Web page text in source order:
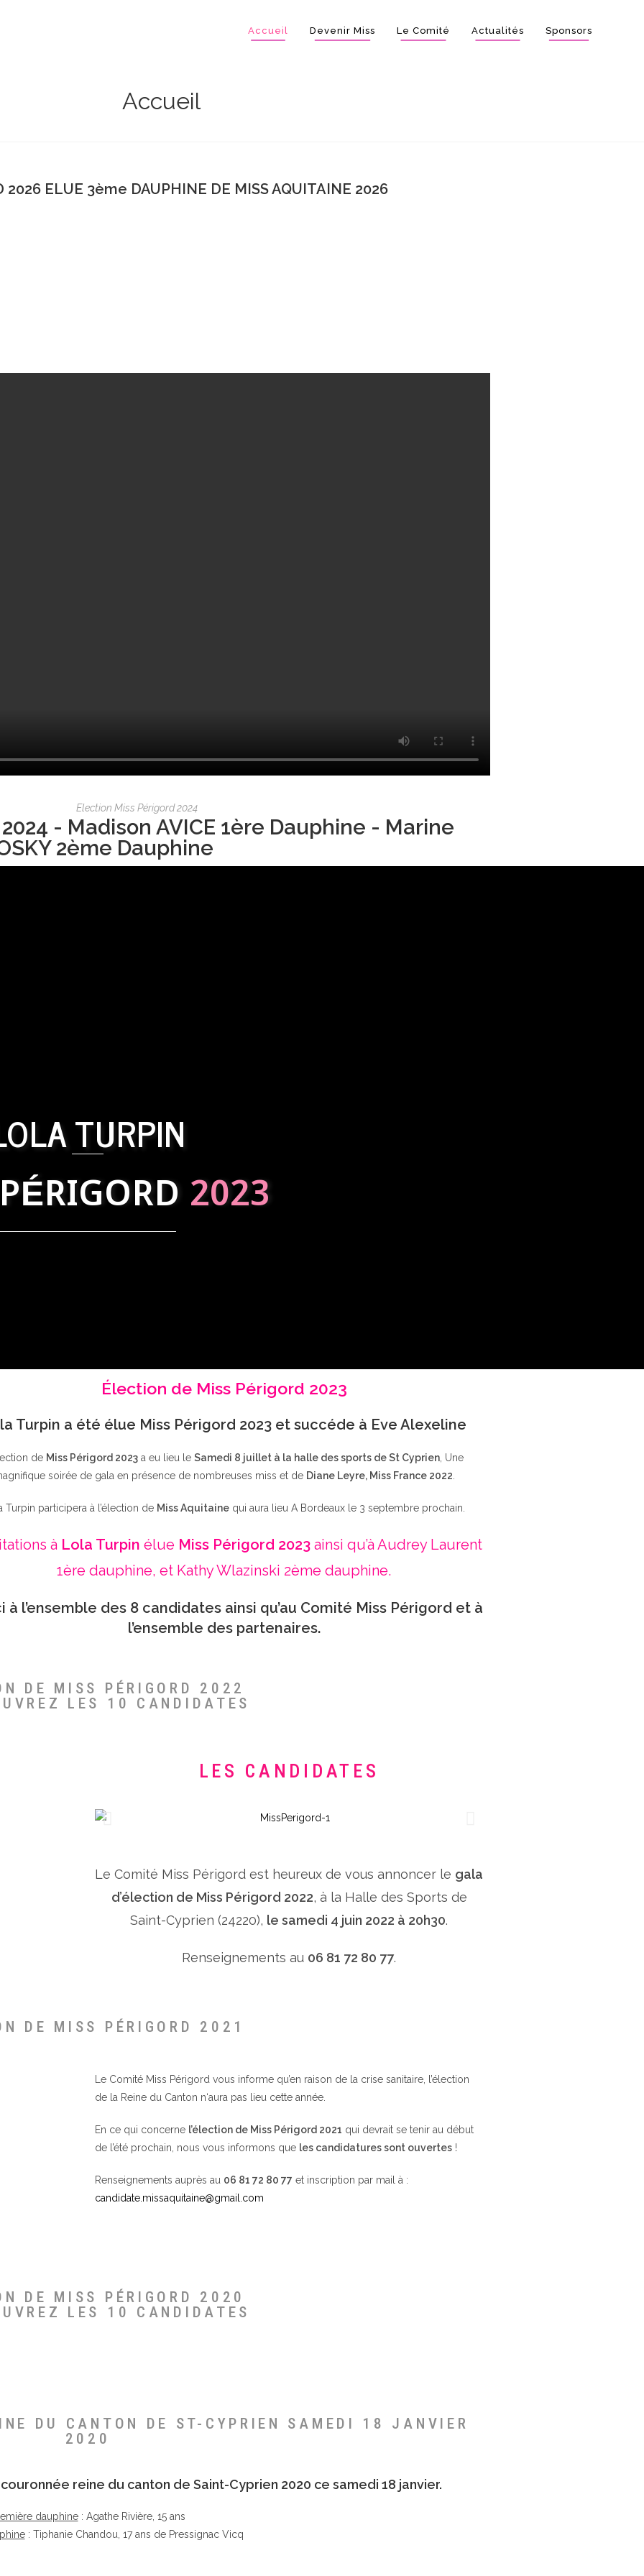
Accueil Devenir Miss Le Comité Actualités Sponsors
Accueil
2026 ELUE 3ème DAUPHINE DE MISS AQUITAINE 2026
Election Miss Périgord 2024
- Madison AVICE 1ère Dauphine - Marine
2ème Dauphine
TURPIN
2023
Élection de Miss Périgord 2023
Turpin a été élue Miss Périgord 2023 et succéde à Eve Alexeline
de Miss Périgord 2023a eu lieu le Samedi 8 juillet à la halle des sports de St Cyprien, Une
soirée de gala en présence de nombreuses miss et de Diane Leyre, Miss France 2022
Turpin participera à l’élection de Miss Aquitaine qui aura lieu A Bordeaux le 3 septembre prochain.
à Lola Turpin élue Miss Périgord 2023ainsi qu’à Audrey Laurent
1ère dauphine, et Kathy Wlazinski 2ème dauphine.
à l’ensemble des 8 candidates ainsi qu’au Comité Miss Périgord et à
l’ensemble des partenaires.
DE MISS PÉRIGORD 2022
LES 10 CANDIDATES
LES CANDIDATES
Le Comité Miss Périgord est heureux de vous annoncer le gala
d’élection de Miss Périgord 2022, à la Halle des Sports de
Saint-Cyprien (24220), le samedi 4 juin 2022 à 20h30.
Renseignements au 06 81 72 80 77.
DE MISS PÉRIGORD 2021
Le Comité Miss Périgord vous informe qu’en raison de la crise sanitaire, l’élection
de la Reine du Canton n‘aura pas lieu cette année.
En ce qui concerne l’élection de Miss Périgord 2021 qui devrait se tenir au début
de l’été prochain, nous vous informons que les candidatures sont ouvertes !
Renseignements auprès au 06 81 72 80 77 et inscription par mail à :
candidate.missaquitaine@gmail.com
DE MISS PÉRIGORD 2020
LES 10 CANDIDATES
DU CANTON DE ST-CYPRIEN SAMEDI 18 JANVIER
2020
couronnée reine du canton de Saint-Cyprien 2020 ce samedi 18 janvier.
dauphine: Agathe Rivière, 15 ans
: Tiphanie Chandou, 17 ans de Pressignac Vicq